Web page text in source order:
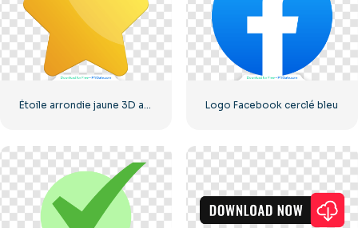
Étoile arrondie jaune 3D avec éblouissement Logo Facebook cerclé bleu